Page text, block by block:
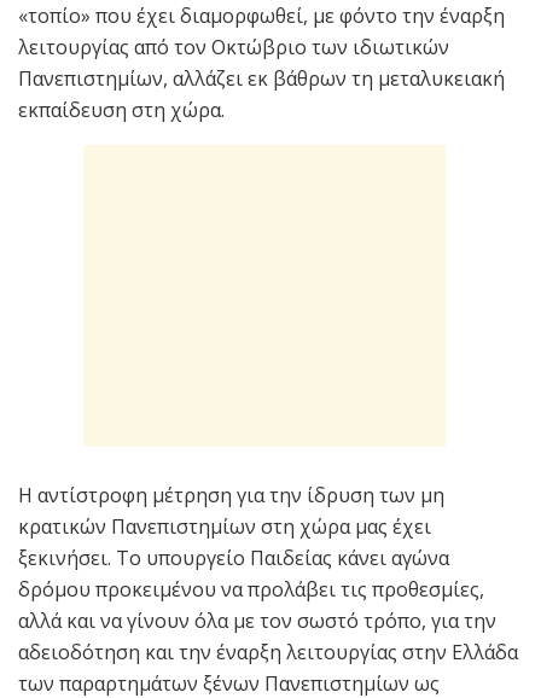
«τοπίο» που έχει διαµορφωθεί, µε φόντο την έναρξη
λειτουργίας από τον Οκτώβριο των ιδιωτικών
Πανεπιστηµίων, αλλάζει εκ βάθρων τη µεταλυκειακή
εκπαίδευση στη χώρα.
Η αντίστροφη µέτρηση για την ίδρυση των µη
κρατικών Πανεπιστηµίων στη χώρα µας έχει
ξεκινήσει. Το υπουργείο Παιδείας κάνει αγώνα
δρόµου προκειµένου να προλάβει τις προθεσµίες,
αλλά και να γίνουν όλα µε τον σωστό τρόπο, για την
αδειοδότηση και την έναρξη λειτουργίας στην Ελλάδα
των παραρτηµάτων ξένων Πανεπιστηµίων ως